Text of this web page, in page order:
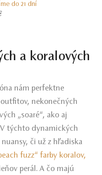
do 21 dní
a koralových
nám perfektne
nekonečných
„soaré“, ako aj
týchto dynamických
či už z hľadiska
fuzz“ farby koralov,
perál. A čo majú